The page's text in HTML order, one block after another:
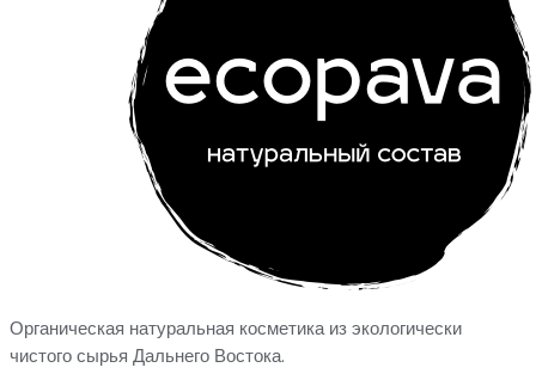
Органическая натуральная косметика из экологически
чистого сырья Дальнего Востока.